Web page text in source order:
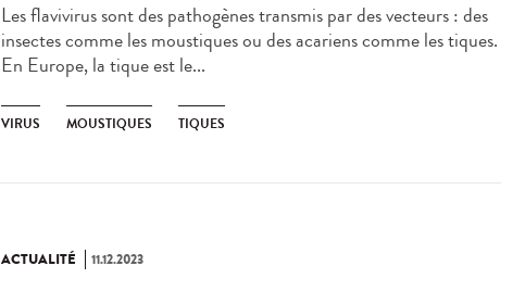
Les flavivirus sont des pathogènes transmis par des vecteurs : des
insectes comme les moustiques ou des acariens comme les tiques.
En Europe, la tique est le...
VIRUS MOUSTIQUES TIQUES
ACTUALITÉ 11.12.2023